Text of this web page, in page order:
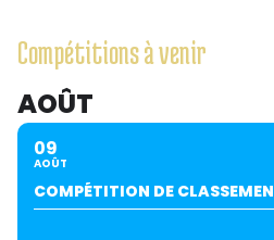
Compétitions à venir
AOÛT
09
AOÛT
COMPÉTITION DE